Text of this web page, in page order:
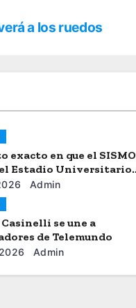
a los ruedos
exacto en que el SISMO
Estadio Universitario
Admin
se une a
de Telemundo
Admin